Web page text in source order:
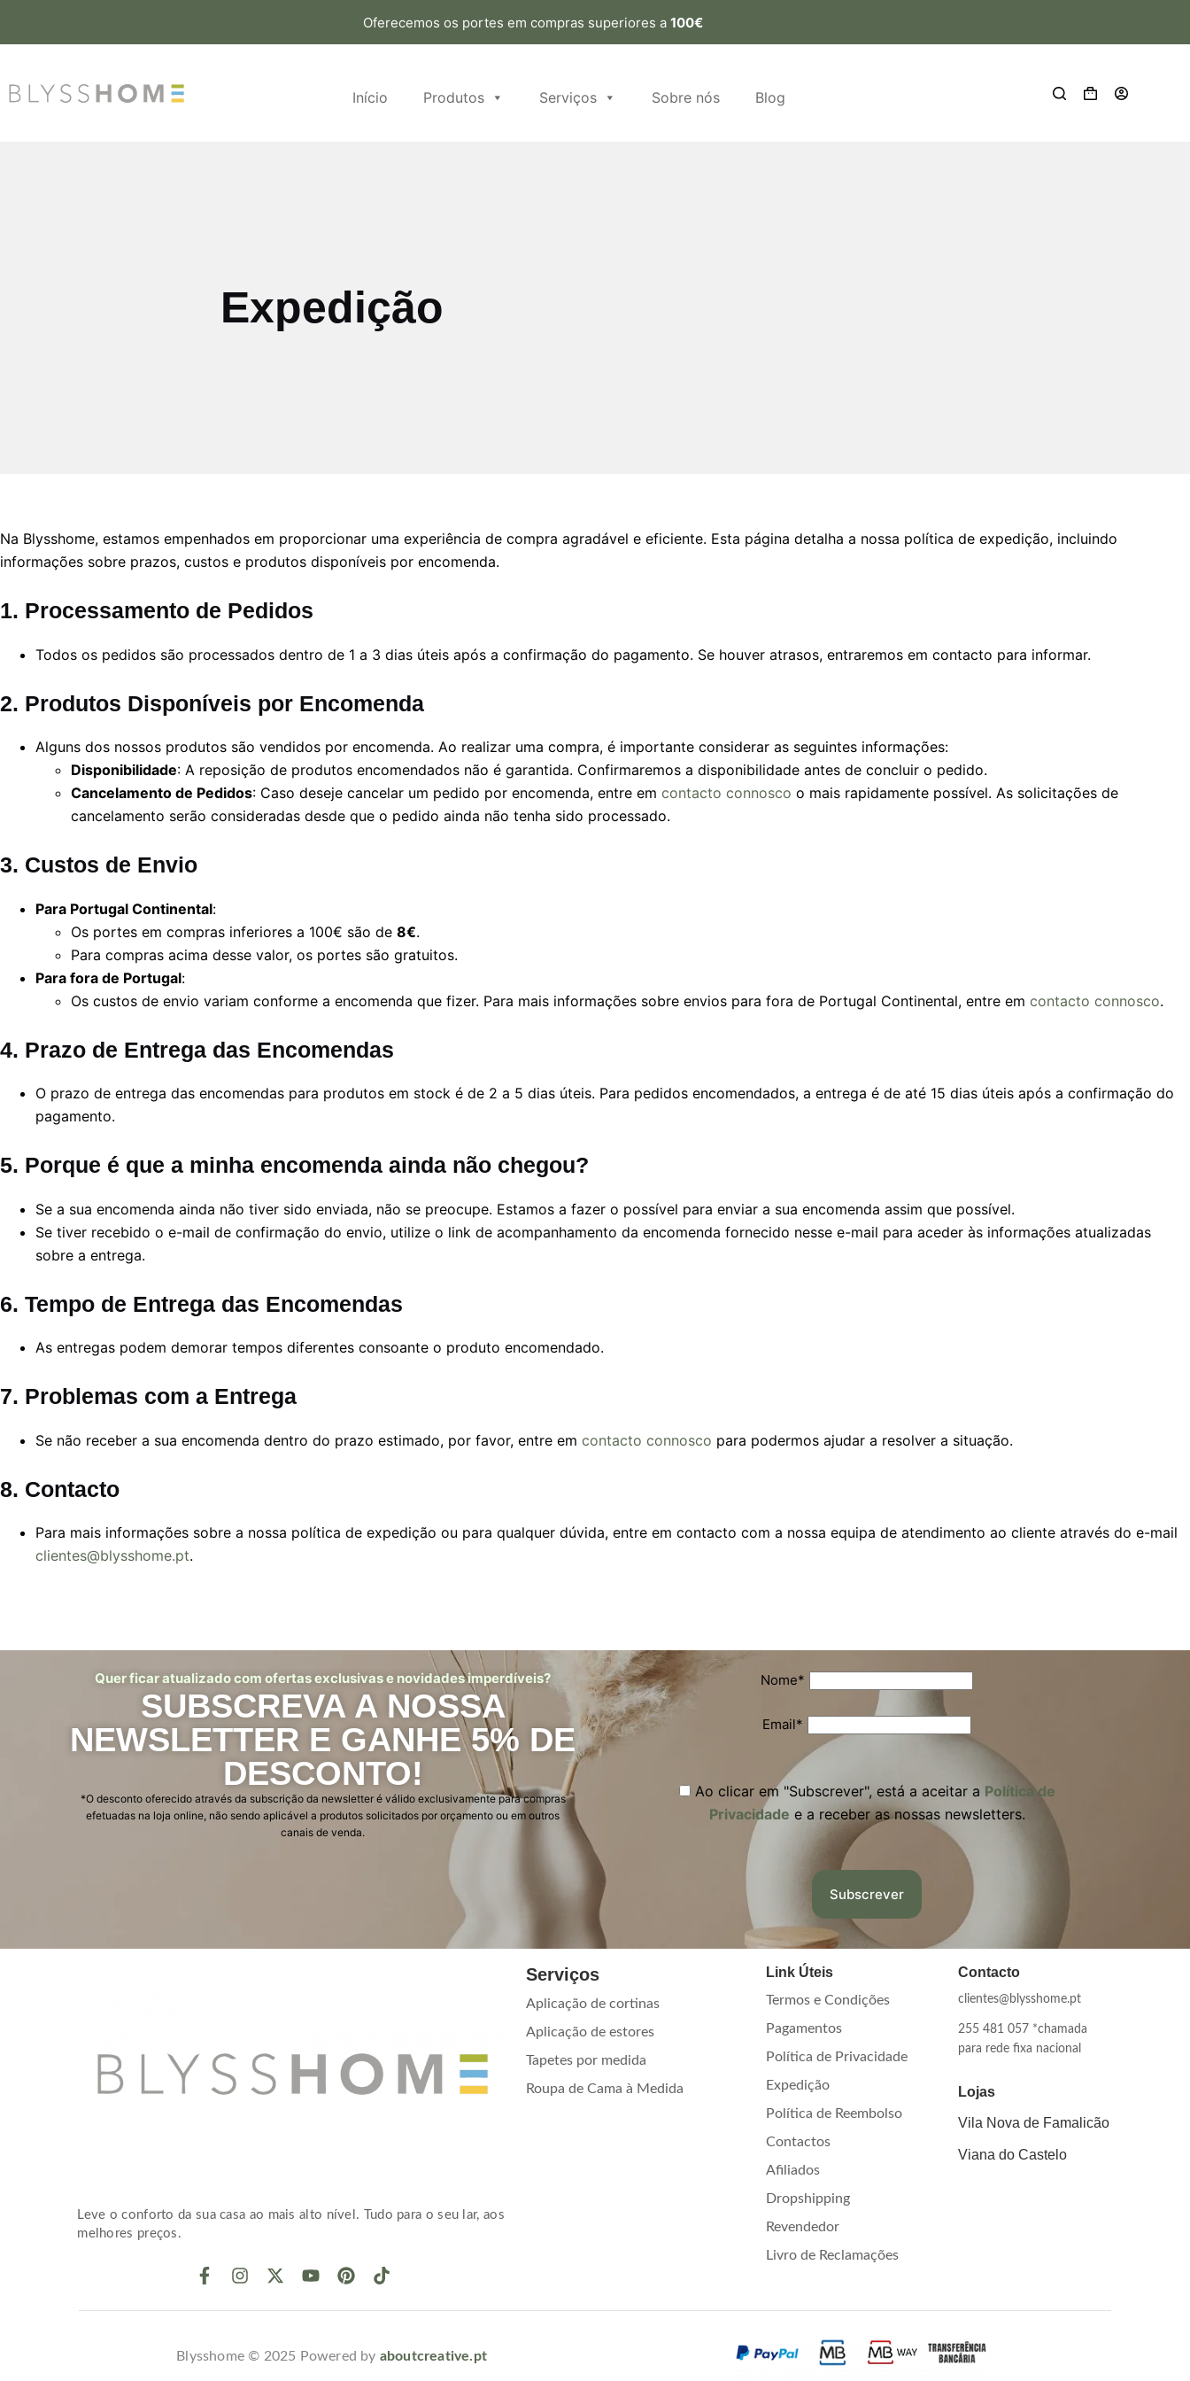
Oferecemos os portes em compras superiores a 100€
Início Produtos Serviços Sobre nós Blog
Expedição
Na Blysshome, estamos empenhados em proporcionar uma experiência de compra agradável e eficiente. Esta página detalha a nossa política de expedição, incluindo
informações sobre prazos, custos e produtos disponíveis por encomenda.
1. Processamento de Pedidos
Todos os pedidos são processados dentro de 1 a 3 dias úteis após a confirmação do pagamento. Se houver atrasos, entraremos em contacto para informar.
2. Produtos Disponíveis por Encomenda
Alguns dos nossos produtos são vendidos por encomenda. Ao realizar uma compra, é importante considerar as seguintes informações:
Disponibilidade: A reposição de produtos encomendados não é garantida. Confirmaremos a disponibilidade antes de concluir o pedido.
Cancelamento de Pedidos: Caso deseje cancelar um pedido por encomenda, entre em contacto connosco o mais rapidamente possível. As solicitações de
cancelamento serão consideradas desde que o pedido ainda não tenha sido processado.
3. Custos de Envio
Para Portugal Continental:
Os portes em compras inferiores a 100€ são de 8€.
Para compras acima desse valor, os portes são gratuitos.
Para fora de Portugal:
Os custos de envio variam conforme a encomenda que fizer. Para mais informações sobre envios para fora de Portugal Continental, entre em contacto connosco.
4. Prazo de Entrega das Encomendas
O prazo de entrega das encomendas para produtos em stock é de 2 a 5 dias úteis. Para pedidos encomendados, a entrega é de até 15 dias úteis após a confirmação do
pagamento.
5. Porque é que a minha encomenda ainda não chegou?
Se a sua encomenda ainda não tiver sido enviada, não se preocupe. Estamos a fazer o possível para enviar a sua encomenda assim que possível.
Se tiver recebido o e-mail de confirmação do envio, utilize o link de acompanhamento da encomenda fornecido nesse e-mail para aceder às informações atualizadas
sobre a entrega.
6. Tempo de Entrega das Encomendas
As entregas podem demorar tempos diferentes consoante o produto encomendado.
7. Problemas com a Entrega
Se não receber a sua encomenda dentro do prazo estimado, por favor, entre em contacto connosco para podermos ajudar a resolver a situação.
8. Contacto
Para mais informações sobre a nossa política de expedição ou para qualquer dúvida, entre em contacto com a nossa equipa de atendimento ao cliente através do e-mail
clientes@blysshome.pt.
Quer ficar atualizado com ofertas exclusivas e novidades imperdíveis?
SUBSCREVA A NOSSA
NEWSLETTER E GANHE 5% DE
DESCONTO!
*O desconto oferecido através da subscrição da newsletter é válido exclusivamente para compras
efetuadas na loja online, não sendo aplicável a produtos solicitados por orçamento ou em outros
canais de venda.
Nome*
Email*
Ao clicar em "Subscrever", está a aceitar a Política de
Privacidade e a receber as nossas newsletters.
Leve o conforto da sua casa ao mais alto nível. Tudo para o seu lar, aos
melhores preços.
Serviços
Aplicação de cortinas
Aplicação de estores
Tapetes por medida
Roupa de Cama à Medida
Link Úteis
Termos e Condições
Pagamentos
Política de Privacidade
Expedição
Política de Reembolso
Contactos
Afiliados
Dropshipping
Revendedor
Livro de Reclamações
Contacto
clientes@blysshome.pt
255 481 057 *chamada
para rede fixa nacional
Lojas
Vila Nova de Famalicão
Viana do Castelo
Blysshome © 2025 Powered by aboutcreative.pt